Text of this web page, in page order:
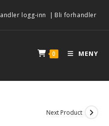
logg-inn | Bli forhandler
0 MENY
Next Product